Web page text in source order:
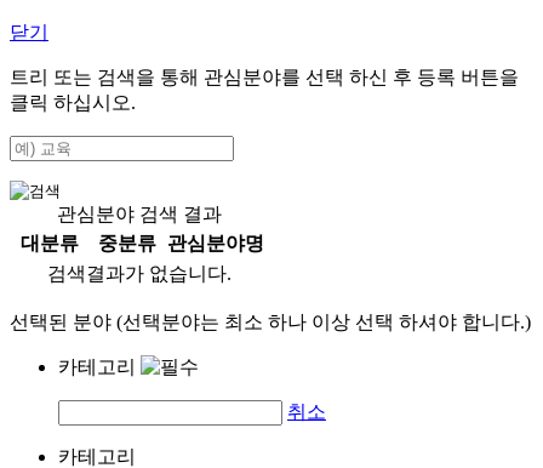
닫기
트리 또는 검색을 통해 관심분야를 선택 하신 후 등록 버튼을
클릭 하십시오.
관심분야 검색 결과
대분류
중분류
관심분야명
검색결과가 없습니다.
선택된 분야 (선택분야는 최소 하나 이상 선택 하셔야 합니다.)
카테고리
취소
카테고리